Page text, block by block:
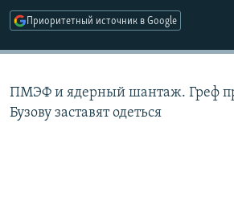
Все сайты РСЕ/РС
Приоритетный источник в Google
ПМЭФ и ядерный шантаж. Греф
Бузову заставят одеться